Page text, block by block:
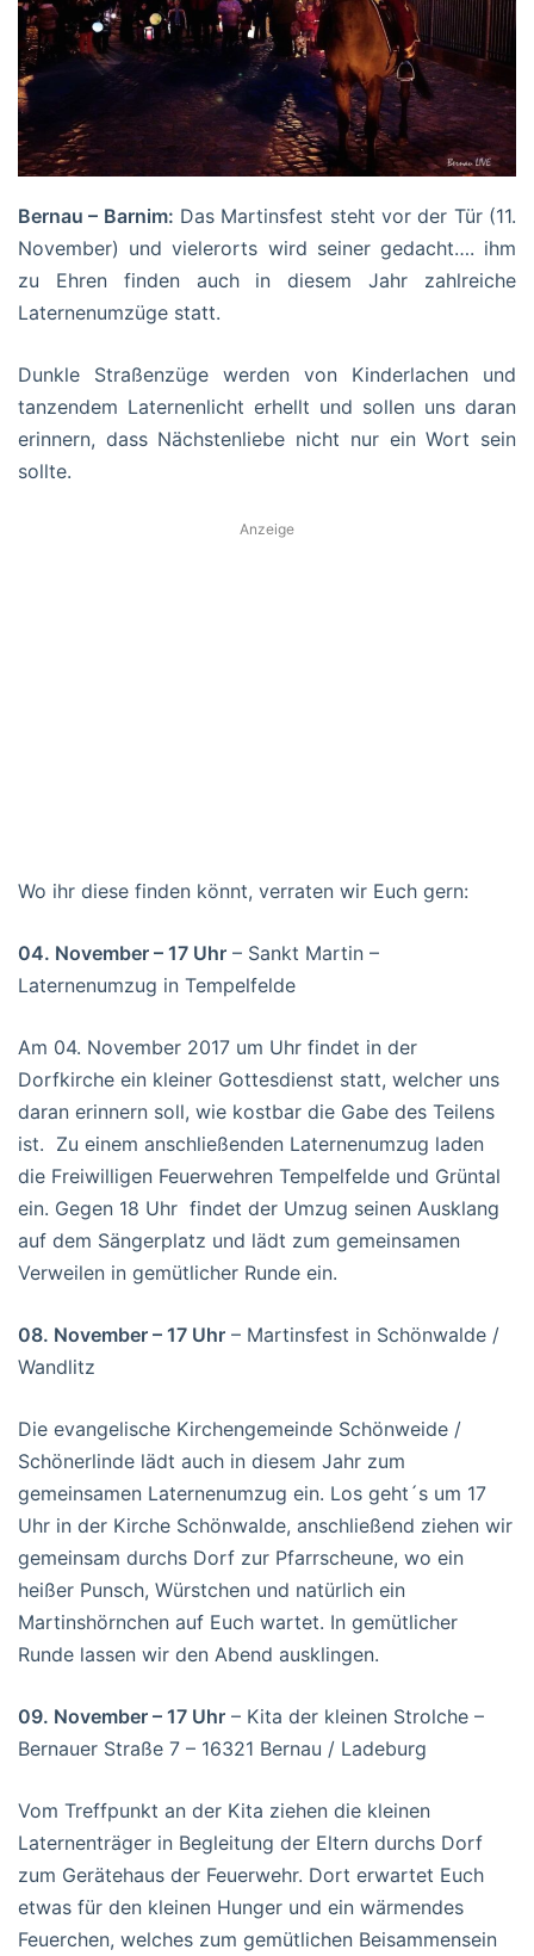
Bernau – Barnim: Das Martinsfest steht vor der Tür (11.
November) und vielerorts wird seiner gedacht…. ihm
zu Ehren finden auch in diesem Jahr zahlreiche
Laternenumzüge statt.
Dunkle Straßenzüge werden von Kinderlachen und
tanzendem Laternenlicht erhellt und sollen uns daran
erinnern, dass Nächstenliebe nicht nur ein Wort sein
sollte.
Anzeige
Wo ihr diese finden könnt, verraten wir Euch gern:
04. November – 17 Uhr – Sankt Martin –
Laternenumzug in Tempelfelde
Am 04. November 2017 um Uhr findet in der
Dorfkirche ein kleiner Gottesdienst statt, welcher uns
daran erinnern soll, wie kostbar die Gabe des Teilens
ist. Zu einem anschließenden Laternenumzug laden
die Freiwilligen Feuerwehren Tempelfelde und Grüntal
ein. Gegen 18 Uhr findet der Umzug seinen Ausklang
auf dem Sängerplatz und lädt zum gemeinsamen
Verweilen in gemütlicher Runde ein.
08. November – 17 Uhr – Martinsfest in Schönwalde /
Wandlitz
Die evangelische Kirchengemeinde Schönweide /
Schönerlinde lädt auch in diesem Jahr zum
gemeinsamen Laternenumzug ein. Los geht´s um 17
Uhr in der Kirche Schönwalde, anschließend ziehen wir
gemeinsam durchs Dorf zur Pfarrscheune, wo ein
heißer Punsch, Würstchen und natürlich ein
Martinshörnchen auf Euch wartet. In gemütlicher
Runde lassen wir den Abend ausklingen.
09. November – 17 Uhr – Kita der kleinen Strolche –
Bernauer Straße 7 – 16321 Bernau / Ladeburg
Vom Treffpunkt an der Kita ziehen die kleinen
Laternenträger in Begleitung der Eltern durchs Dorf
zum Gerätehaus der Feuerwehr. Dort erwartet Euch
etwas für den kleinen Hunger und ein wärmendes
Feuerchen, welches zum gemütlichen Beisammensein